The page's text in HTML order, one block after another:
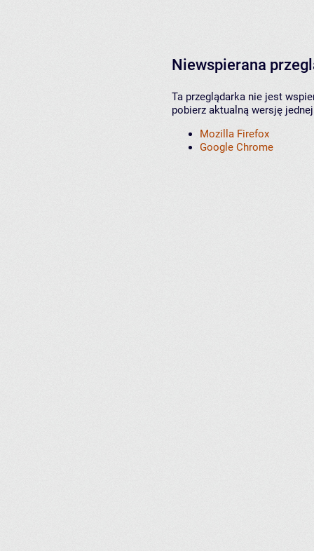
Niewspierana
Ta przeglądarka nie jest
pobierz aktualną wersję
Mozilla Firefox
Google Chrome